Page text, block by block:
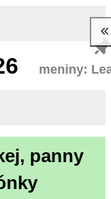
meniny:
panny